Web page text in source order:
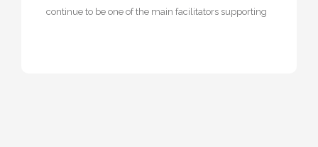
continue to be one of the main facilitators supporting